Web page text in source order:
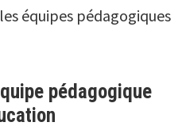
équipes pédagogiques
pédagogique